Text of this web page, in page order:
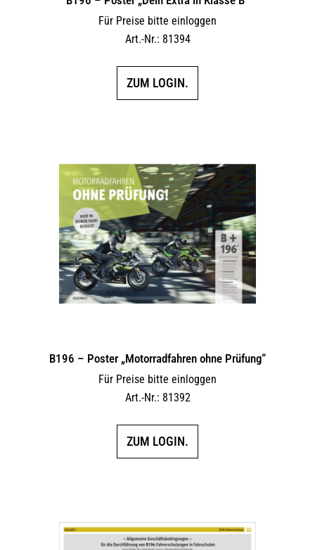
Für Preise bitte einloggen
Art.-Nr.: 81394
ZUM LOGIN.
B196 – Poster „Motorradfahren ohne Prüfung“
Für Preise bitte einloggen
Art.-Nr.: 81392
ZUM LOGIN.